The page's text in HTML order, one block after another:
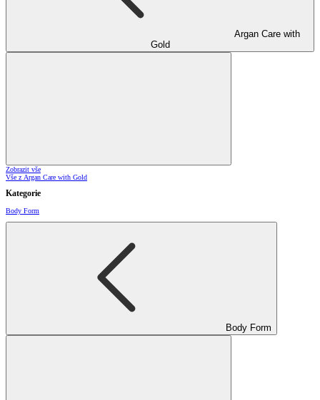
Argan Care with
Gold
Zobrazit vše
Vše z Argan Care with Gold
Kategorie
Body Form
Body Form